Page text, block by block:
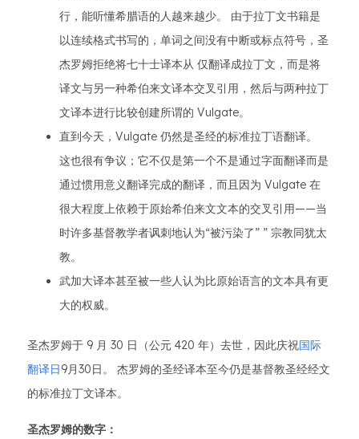
行，能听懂希腊语的人越来越少。 由于拉丁文书籍是
以连续格式书写的，单词之间没有中断或标点符号，圣
杰罗姆拒绝将七十士译本从 仅翻译成拉丁文，而是将
译文与另一种希伯来文译本交叉引用，然后与两种拉丁
文译本进行比较创建所谓的 Vulgate。
直到今天，Vulgate 仍然是圣经的标准拉丁语翻译。
这也很有争议；它不仅是第一个不是通过字面翻译而是
通过惯用意义翻译完成的翻译，而且因为 Vulgate 在
很大程度上依赖于原始希伯来文文本的交叉引用——当
时许多基督教学者讽刺地认为“被污染了” ” 宗教同犹太
教。
武加大译本甚至被一些人认为比原始语言的文本具有更
大的权威。
圣杰罗姆于 9 月 30 日（公元 420 年）去世，因此庆祝国际
翻译日9月30日。 杰罗姆的圣经译本至今仍是基督教圣经经文
的标准拉丁文译本。
圣杰罗姆的数字：